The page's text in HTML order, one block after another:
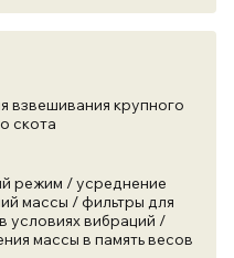
взвешивания крупного
скота
режим / усреднение
массы / фильтры для
условиях вибраций /
массы в память весов